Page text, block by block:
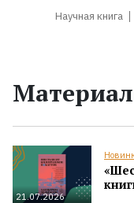
Научная книга
21.07.2026